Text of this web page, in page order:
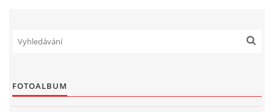
FOTOALBUM